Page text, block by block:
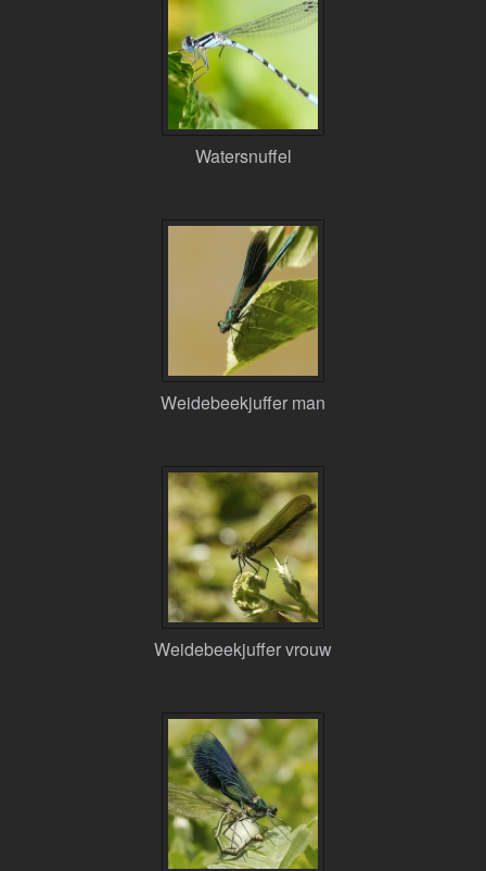
Watersnuffel
Weidebeekjuffer man
Weidebeekjuffer vrouw